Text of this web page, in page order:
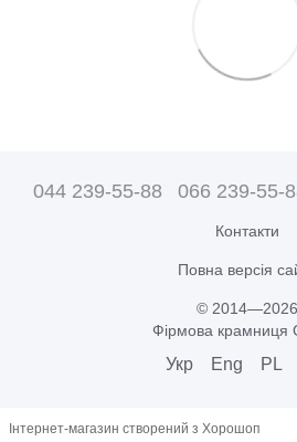
044 239-55-88 066 239-55-
Контакти
Повна версія
© 2014—2026
Фірмова крамниця
Укр Eng PL
Інтернет-магазин створений з Хорошоп